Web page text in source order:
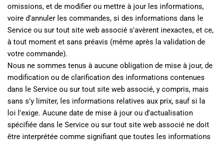
omissions, et de modifier ou mettre à jour les informations,
voire d'annuler les commandes, si des informations dans le
Service ou sur tout site web associé s'avèrent inexactes, et ce,
à tout moment et sans préavis (même après la validation de
votre commande).
Nous ne sommes tenus à aucune obligation de mise à jour, de
modification ou de clarification des informations contenues
dans le Service ou sur tout site web associé, y compris, mais
sans s'y limiter, les informations relatives aux prix, sauf si la
loi l'exige. Aucune date de mise à jour ou d'actualisation
spécifiée dans le Service ou sur tout site web associé ne doit
être interprétée comme signifiant que toutes les informations